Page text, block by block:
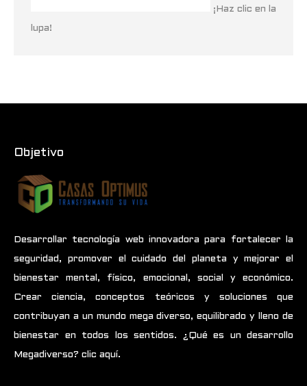
¡Haz clic en la
lupa!
Objetivo
Desarrollar tecnología web innovadora para fortalecer la
seguridad, promover el cuidado del planeta y mejorar el
bienestar mental, físico, emocional, social y económico.
Crear ciencia, conceptos teóricos y soluciones que
contribuyan a un mundo mega diverso, equilibrado y lleno de
bienestar en todos los sentidos. ¿Qué es un desarrollo
Megadiverso? clic aquí.